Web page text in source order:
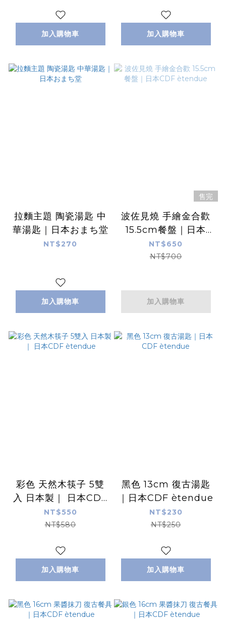
加入購物車 加入購物車
拉麵主題 陶瓷湯匙 中
華湯匙｜日本おまち堂
NT$270
加入購物車
售完
波佐見燒 手繪金合歡
15.5cm餐盤｜日本
CDF ètendue
NT$650
NT$700
加入購物車
彩色 天然木筷子 5雙
入 日本製｜ 日本CDF
ètendue
NT$550
NT$580
加入購物車
黑色 13cm 復古湯匙
｜日本CDF ètendue
NT$230
NT$250
加入購物車